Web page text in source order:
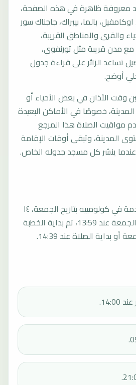
معروفة ظاهرة في هذه الصفحة،
بالما، بيبراك، جاجناك سور
والقرى والمناطق القريبة،
مدن قريبة مثل تورنفوي،
تساعد الزائر على قراءة جدول
أوضح.
وقت الأذان في بعض الأحياء أو
خصوصًا في الأماكن البعيدة
مواقيت الصلاة هذا المرجع
المدينة، وتبقى أوقات الإقامة
عندما ينشر كل مسجد جدوله الخاص.
موعد صلاة الجمعة القادمة في كولومييه بتاريخ الجمعة، ١٤
أغسطس ٢٠٢٦ يبدأ بأذان الجمعة عند 13:59، ثم بداية الخطبة